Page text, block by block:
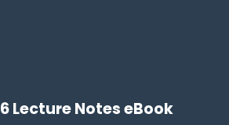
Lecture Notes eBook